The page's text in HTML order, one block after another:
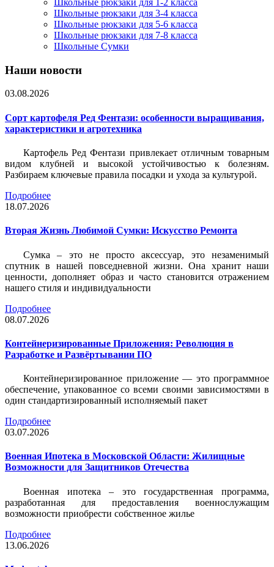
Школьные рюкзаки для 1-2 класса
Школьные рюкзаки для 3-4 класса
Школьные рюкзаки для 5-6 класса
Школьные рюкзаки для 7-8 класса
Школьные Сумки
Наши новости
03.08.2026
Сорт картофеля Ред Фентази: особенности выращивания,
характеристики и агротехника
Картофель Ред Фентази привлекает отличным товарным
видом клубней и высокой устойчивостью к болезням.
Разбираем ключевые правила посадки и ухода за культурой.
Подробнее
18.07.2026
Вторая Жизнь Любимой Сумки: Искусство Ремонта
Сумка – это не просто аксессуар, это незаменимый
спутник в нашей повседневной жизни. Она хранит наши
ценности, дополняет образ и часто становится отражением
нашего стиля и индивидуальности
Подробнее
08.07.2026
Контейнеризированные Приложения: Революция в
Разработке и Развёртывании ПО
Контейнеризированное приложение — это программное
обеспечение, упакованное со всеми своими зависимостями в
один стандартизированный исполняемый пакет
Подробнее
03.07.2026
Военная Ипотека в Московской Области: Жилищные
Возможности для Защитников Отечества
Военная ипотека – это государственная программа,
разработанная для предоставления военнослужащим
возможности приобрести собственное жилье
Подробнее
13.06.2026